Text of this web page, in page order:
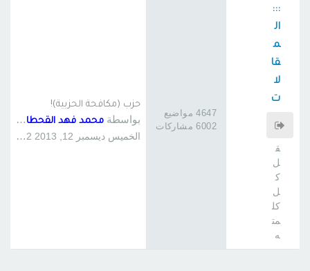
:::
ال
م
قا
لا
ت
ق
ل
ك
ل
كل
مت
ه
4647 مواضيع
6002 مشاركات
حزب (مكافحة الحزبية)!
بواسطة محمد فهد القحطاني 6
الخميس ديسمبر 12, 2013 1:22 am